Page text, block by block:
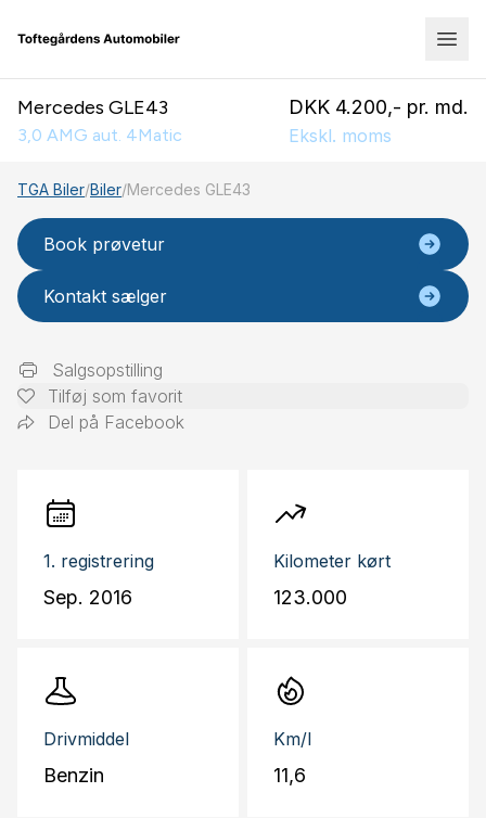
Mercedes GLE43
3,0 AMG aut. 4Matic
DKK 4.200,- pr. md.
Ekskl. moms
TGA Biler/Biler/Mercedes GLE43
Book prøvetur
Kontakt sælger
Salgsopstilling
Tilføj som favorit
Del på Facebook
1. registrering
Sep. 2016
Kilometer kørt
123.000
Drivmiddel
Benzin
Km/l
11,6